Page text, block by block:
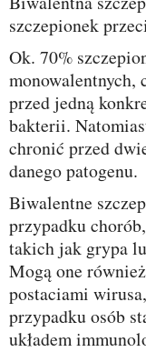
szczepionek
Ok. 70% szczepionek dostępnych na rynku jest
monowalentnych,
przed jedną
bakterii.
chronić przed
danego patogenu.
Biwalentne szczepionki są szczególnie ważne w
przypadku
takich jak grypa
Mogą one
postaciami
przypadku osób
układem